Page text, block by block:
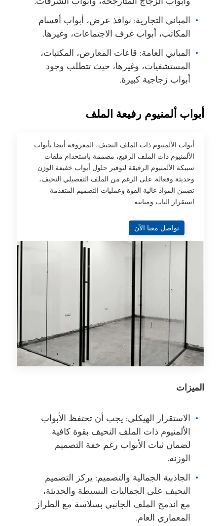
المباني التجارية: نوافذ عرض، أبواب أقسام
المكاتب، أبواب غرف الاجتماعات، وغيرها.
المباني العامة: قاعات المعارض، المكتبات،
المستشفيات، وغيرها، حيث تتطلب وجود
أبواب زجاجية كبيرة.
أبواب ألمنيوم رفيعة الملف
أبواب الألمنيوم ذات الملف النحيف، المعروفة أيضا بأبواب
الألمنيوم ذات الملف الرفيع، مصممة باستخدام ملفات
سبيكة الألمنيوم الرقيقة لتوفير حلول أبواب خفيفة الوزن
وحديثة وفعالة. على الرغم من الملف التفصيلي النحيف،
تضمن المواد عالية القوة وعمليات التصميم المتقدمة
استقرار الباب ومتانته.
تواصل معنا الآن
الميزات
الاستقرار الهيكلي: يجب أن تحتفظ الأبواب
الألمنيوم ذات الملف النحيف بقوة كافية
لضمان ثبات الأبواب رغم خفة التصميم
الوزنه.
الجاذبية الجمالية والتصميم: يركز التصميم
النحيف على الجماليات البسيطة والحديثة،
مع اندمج الملف الجانبي بسلاسة مع الطراز
المعماري العام.